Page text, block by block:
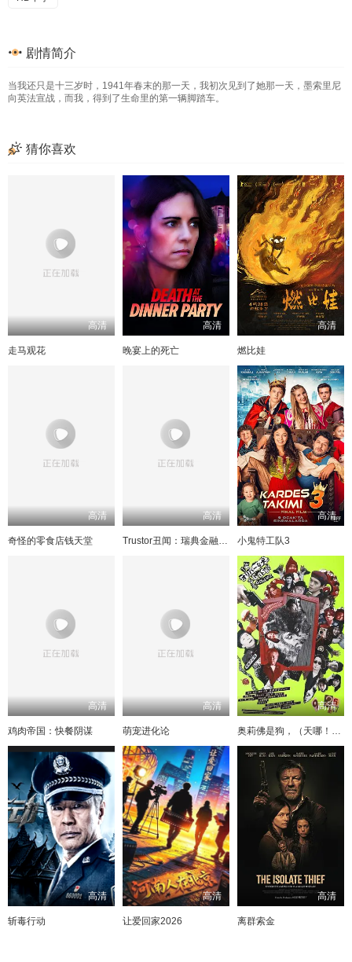
剧情简介
当我还只是十三岁时，1941年春末的那一天，我初次见到了她那一天，墨索里尼
向英法宣战，而我，得到了生命里的第一辆脚踏车。
猜你喜欢
高清
走马观花
高清
晚宴上的死亡
高清
燃比娃
高清
奇怪的零食店钱天堂
高清
Trustor丑闻：瑞典金融案内幕
高清
小鬼特工队3
高清
鸡肉帝国：快餐阴谋
高清
萌宠进化论
高清
奥莉佛是狗，（天哪！！）这家伙电影版
高清
斩毒行动
高清
让爱回家2026
高清
离群索金